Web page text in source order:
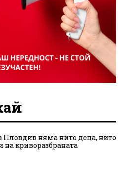
Пловдив няма нито деца, нито
на криворазбраната